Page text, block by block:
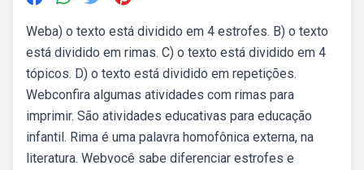
Weba) o texto está dividido em 4 estrofes. B) o texto
está dividido em rimas. C) o texto está dividido em 4
tópicos. D) o texto está dividido em repetições.
Webconfira algumas atividades com rimas para
imprimir. São atividades educativas para educação
infantil. Rima é uma palavra homofônica externa, na
literatura. Webvocê sabe diferenciar estrofes e